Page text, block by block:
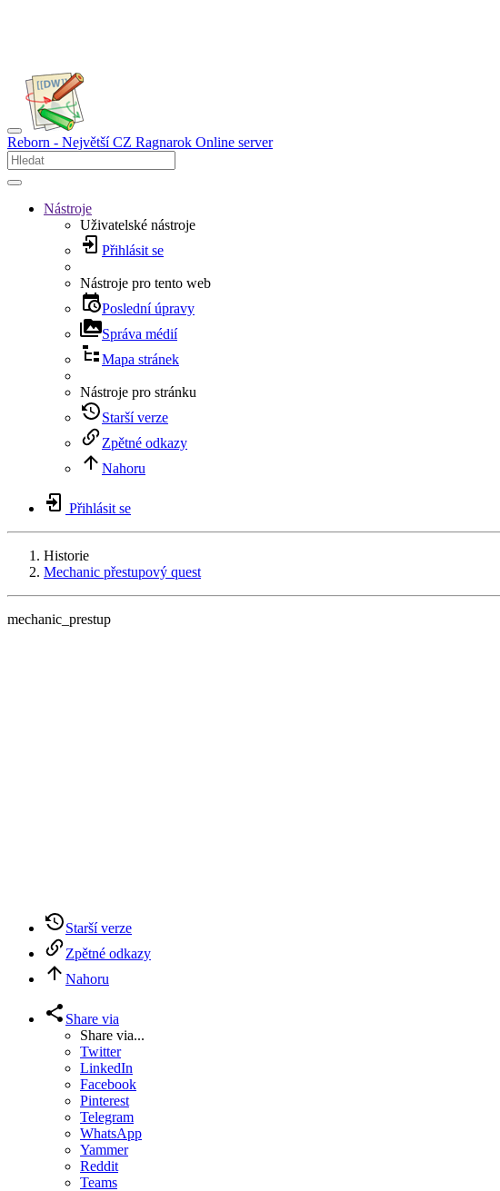
Reborn - Největší CZ Ragnarok Online server
Nástroje
Uživatelské nástroje
Přihlásit se
Nástroje pro tento web
Poslední úpravy
Správa médií
Mapa stránek
Nástroje pro stránku
Starší verze
Zpětné odkazy
Nahoru
Přihlásit se
Historie
Mechanic přestupový quest
mechanic_prestup
Starší verze
Zpětné odkazy
Nahoru
Share via
Share via...
Twitter
LinkedIn
Facebook
Pinterest
Telegram
WhatsApp
Yammer
Reddit
Teams